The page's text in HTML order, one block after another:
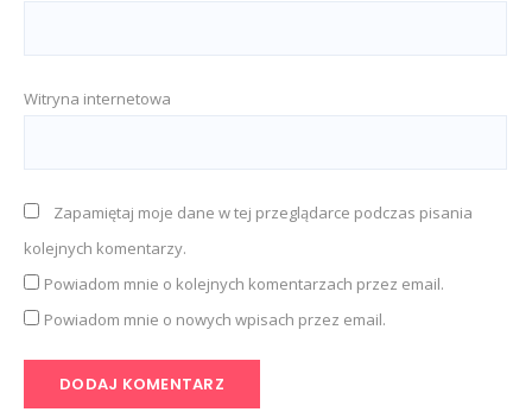
Witryna internetowa
Zapamiętaj moje dane w tej przeglądarce podczas pisania
kolejnych komentarzy.
Powiadom mnie o kolejnych komentarzach przez email.
Powiadom mnie o nowych wpisach przez email.